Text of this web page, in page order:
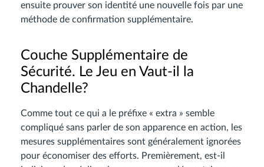
ensuite prouver son identité une nouvelle fois par une
méthode de confirmation supplémentaire.
Couche Supplémentaire de
Sécurité. Le Jeu en Vaut-il la
Chandelle?
Comme tout ce qui a le préfixe « extra » semble
compliqué sans parler de son apparence en action, les
mesures supplémentaires sont généralement ignorées
pour économiser des efforts. Premièrement, est-il